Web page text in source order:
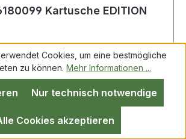
Kartusche EDITION
komplett für Spülarmaturen
technische Eigenschaften: · Art
sonstige
Cookies, um eine bestmögliche
zu können. Mehr Informationen ...
Nur technisch notwendige
Cookies akzeptieren